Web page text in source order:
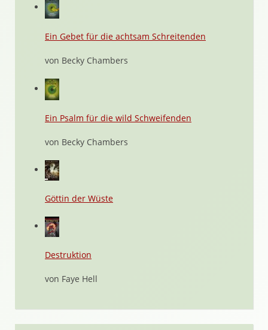
Ein Gebet für die achtsam Schreitenden
von Becky Chambers
Ein Psalm für die wild Schweifenden
von Becky Chambers
Göttin der Wüste
Destruktion
von Faye Hell